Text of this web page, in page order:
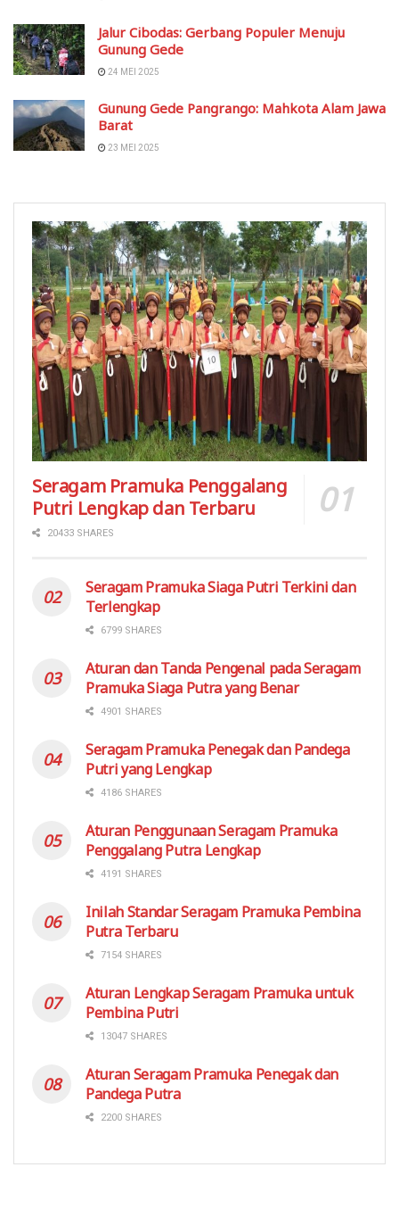
Jalur Cibodas: Gerbang Populer Menuju
Gunung Gede
24 MEI 2025
Gunung Gede Pangrango: Mahkota Alam Jawa
Barat
23 MEI 2025
Seragam Pramuka Penggalang
Putri Lengkap dan Terbaru
20433 SHARES
Seragam Pramuka Siaga Putri Terkini dan
Terlengkap
6799 SHARES
Aturan dan Tanda Pengenal pada Seragam
Pramuka Siaga Putra yang Benar
4901 SHARES
Seragam Pramuka Penegak dan Pandega
Putri yang Lengkap
4186 SHARES
Aturan Penggunaan Seragam Pramuka
Penggalang Putra Lengkap
4191 SHARES
Inilah Standar Seragam Pramuka Pembina
Putra Terbaru
7154 SHARES
Aturan Lengkap Seragam Pramuka untuk
Pembina Putri
13047 SHARES
Aturan Seragam Pramuka Penegak dan
Pandega Putra
2200 SHARES